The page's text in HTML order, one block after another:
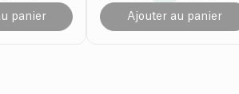
panier Ajouter au panier